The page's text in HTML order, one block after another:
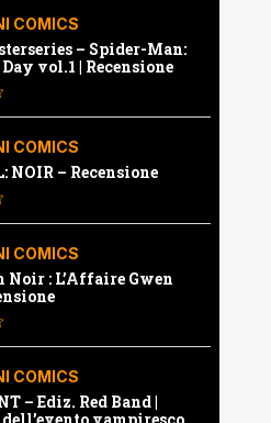
COMICS
– Spider-Man:
vol.1 | Recensione
COMICS
NOIR – Recensione
COMICS
Noir : L’Affaire Gwen
COMICS
– Ediz. Red Band |